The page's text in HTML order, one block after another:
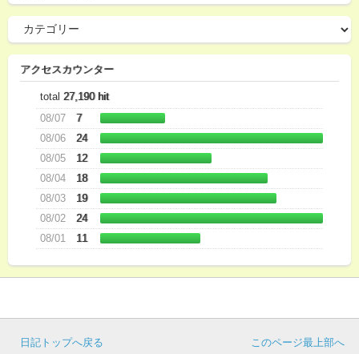
アクセスカウンター
total 27,190 hit
08/07
7
08/06
24
08/05
12
08/04
18
08/03
19
08/02
24
08/01
11
このページ最上部へ
日記トップへ戻る